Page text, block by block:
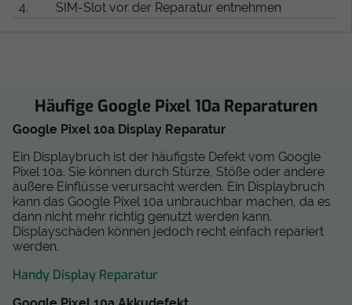
4.
SIM-Slot vor der Reparatur entnehmen
Häufige Google Pixel 10a Reparaturen
Google Pixel 10a Display Reparatur
Ein Displaybruch ist der häufigste Defekt vom Google
Pixel 10a. Sie können durch Stürze, Stöße oder andere
äußere Einflüsse verursacht werden. Ein Displaybruch
kann das Google Pixel 10a unbrauchbar machen, da es
dann nicht mehr richtig genutzt werden kann.
Displayschäden können jedoch recht einfach repariert
werden.
Handy Display Reparatur